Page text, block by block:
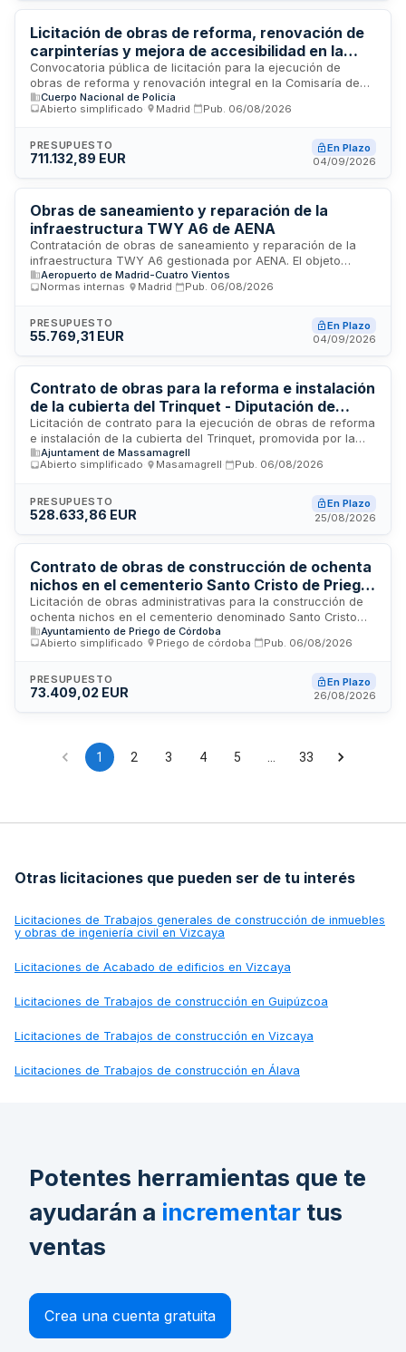
necesarios para su funcionamiento y uso público.
Licitación de obras de reforma, renovación de
carpinterías y mejora de accesibilidad en la
Comisaría de Distrito Ciudad Lineal de Madrid
Convocatoria pública de licitación para la ejecución de
obras de reforma y renovación integral en la Comisaría de
Distrito Ciudad Lineal de Madrid. Las obras comprenden la
sustitución de carpinterías exteriores, renovación de la
tabiquería, revestimientos de paramentos verticales y
horizontales, renovación de pavimentos, techos y acabados,
inmueble. El contrato se adjudica mediante procedimiento
abierto simplificado ordinario con evaluación de criterios
técnicos y económicos.
Cuerpo Nacional de Policía
Abierto simplificado
Madrid Pub. 06/08/2026
PRESUPUESTO
711.132,89 EUR
En Plazo
04/09/2026
Obras de saneamiento y reparación de la
infraestructura TWY A6 de AENA
Contratación de obras de saneamiento y reparación de la
infraestructura TWY A6 gestionada por AENA. El objeto
incluye labores de mantenimiento, reparación y mejora de
instalaciones críticas. La ejecución requiere solvencia
experiencia verificable en trabajos similares. Se admite
subcontratación hasta el ochenta por ciento del presupuesto,
las hay en este expediente.
Aeropuerto de Madrid-Cuatro Vientos
Normas internas
Madrid Pub. 06/08/2026
PRESUPUESTO
55.769,31 EUR
En Plazo
04/09/2026
Contrato de obras para la reforma e instalación
de la cubierta del Trinquet - Diputación de
Valencia
Licitación de contrato para la ejecución de obras de reforma
e instalación de la cubierta del Trinquet, promovida por la
Diputación de Valencia en el marco del Plan Abierto de
Inversiones. Las obras incluyen trabajos de techado y
siete meses y ejecución entre 2026 y 2027. El objeto se
adjudica en un único lote sin división, considerando la
intervinientes.
Ajuntament de Massamagrell
Abierto simplificado
Masamagrell Pub. 06/08/2026
PRESUPUESTO
528.633,86 EUR
En Plazo
25/08/2026
Contrato de obras de construcción de ochenta
nichos en el cementerio Santo Cristo de Priego
de Córdoba
Licitación de obras administrativas para la construcción de
ochenta nichos en el cementerio denominado Santo Cristo
ubicado en la ciudad de Priego de Córdoba. El contrato se
regirá por la Ley de Contratos del Sector Público y
conforme a las especificaciones técnicas del proyecto. Las
ofertas deben ajustarse al presupuesto base establecido,
Ayuntamiento de Priego de Córdoba
Abierto simplificado
Priego de córdoba Pub. 06/08/2026
PRESUPUESTO
73.409,02 EUR
En Plazo
26/08/2026
1 2 3 4 5 … 33
Otras licitaciones que pueden ser de tu interés
Licitaciones de Trabajos generales de construcción de inmuebles
y obras de ingeniería civil en Vizcaya
Licitaciones de Acabado de edificios en Vizcaya
Licitaciones de Trabajos de construcción en Guipúzcoa
Licitaciones de Trabajos de construcción en Vizcaya
Licitaciones de Trabajos de construcción en Álava
Potentes herramientas que te
ayudarán a incrementar tus
ventas
Crea una cuenta gratuita